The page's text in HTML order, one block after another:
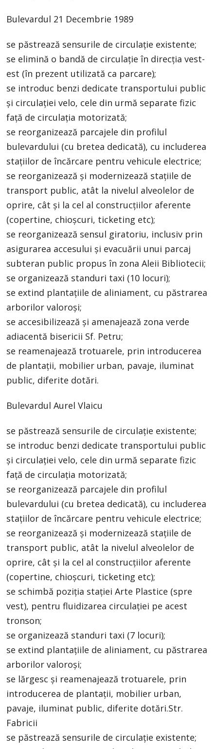
Bulevardul 21 Decembrie 1989
se păstrează sensurile de circulație existente;
se elimină o bandă de circulație în direcția vest-
est (în prezent utilizată ca parcare);
se introduc benzi dedicate transportului public
și circulației velo, cele din urmă separate fizic
față de circulația motorizată;
se reorganizează parcajele din profilul
bulevardului (cu bretea dedicată), cu includerea
stațiilor de încărcare pentru vehicule electrice;
se reorganizează și modernizează stațiile de
transport public, atât la nivelul alveolelor de
oprire, cât și la cel al construcțiilor aferente
(copertine, chioșcuri, ticketing etc);
se reorganizează sensul giratoriu, inclusiv prin
asigurarea accesului și evacuării unui parcaj
subteran public propus în zona Aleii Bibliotecii;
se organizează standuri taxi (10 locuri);
se extind plantațiile de aliniament, cu păstrarea
arborilor valoroși;
se accesibilizează și amenajează zona verde
adiacentă bisericii Sf. Petru;
se reamenajează trotuarele, prin introducerea
de plantații, mobilier urban, pavaje, iluminat
public, diferite dotări.
Bulevardul Aurel Vlaicu
se păstrează sensurile de circulație existente;
se introduc benzi dedicate transportului public
și circulației velo, cele din urmă separate fizic
față de circulația motorizată;
se reorganizează parcajele din profilul
bulevardului (cu bretea dedicată), cu includerea
stațiilor de încărcare pentru vehicule electrice;
se reorganizează și modernizează stațiile de
transport public, atât la nivelul alveolelor de
oprire, cât și la cel al construcțiilor aferente
(copertine, chioșcuri, ticketing etc);
se schimbă poziția stației Arte Plastice (spre
vest), pentru fluidizarea circulației pe acest
tronson;
se organizează standuri taxi (7 locuri);
se extind plantațiile de aliniament, cu păstrarea
arborilor valoroși;
se lărgesc și reamenajează trotuarele, prin
introducerea de plantații, mobilier urban,
pavaje, iluminat public, diferite dotări.Str.
Fabricii
se păstrează sensurile de circulație existente;